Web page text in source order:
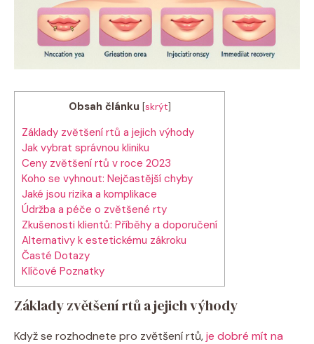
Obsah článku [skrýt]
Základy zvětšení rtů a jejich výhody
Jak vybrat správnou kliniku
Ceny zvětšení rtů v roce 2023
Koho se vyhnout: Nejčastější chyby
Jaké jsou rizika a komplikace
Údržba a péče o zvětšené rty
Zkušenosti klientů: Příběhy a doporučení
Alternativy k estetickému zákroku
Časté Dotazy
Klíčové Poznatky
Základy zvětšení rtů a jejich výhody
Když se rozhodnete pro zvětšení rtů,je dobré mít na